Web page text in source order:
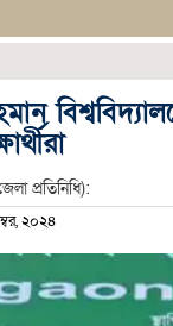
প্রতিনিধি):
২০২৪